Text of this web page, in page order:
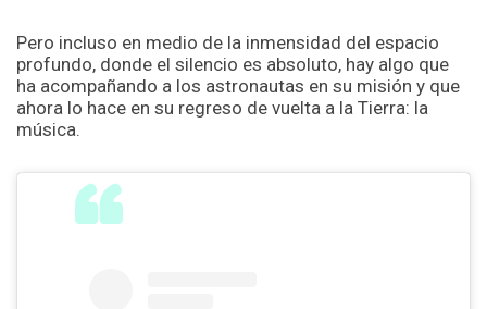
Pero incluso en medio de la inmensidad del espacio
profundo, donde el silencio es absoluto, hay algo que
ha acompañando a los astronautas en su misión y que
ahora lo hace en su regreso de vuelta a la Tierra: la
música.